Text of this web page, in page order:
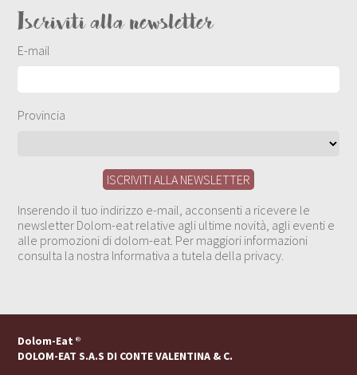
Iscriviti alla newsletter
E-mail
Provincia
Inserendo il tuo indirizzo e-mail, acconsenti a ricevere le
newsletter Dolom-eat relative agli ultime novità, agli eventi e
alle promozioni di dolom-eat. Per maggiori informazioni
consulta la nostra Informativa a tutela della privacy.
Dolom-Eat ®
DOLOM-EAT S.A.S DI CONTE VALENTINA & C.